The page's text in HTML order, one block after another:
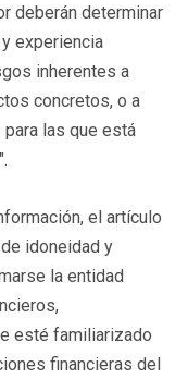
deberán determinar
experiencia
inherentes a
concretos, o a
las que está
el artículo
idoneidad y
la entidad
esté familiarizado
financieras del